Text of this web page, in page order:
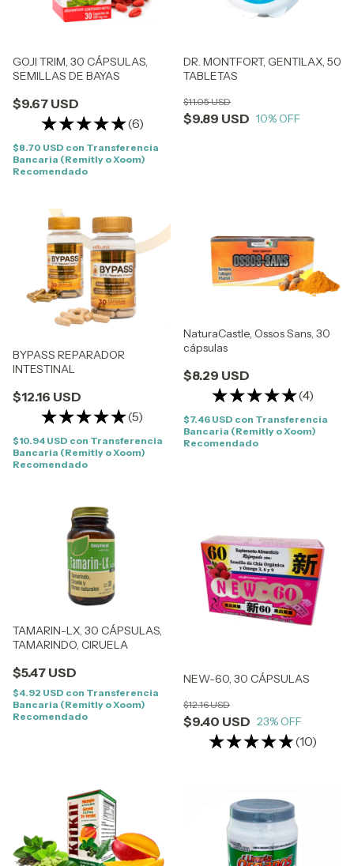
GOJI TRIM, 30 CÁPSULAS,
SEMILLAS DE BAYAS
$9.67 USD
(6)
$8.70 USD con Transferencia
Bancaria (Remitly o Xoom)
Recomendado
DR. MONTFORT, GENTILAX, 50
TABLETAS
$9.89 USD
$11.05 USD
10% OFF
BYPASS REPARADOR
INTESTINAL
$12.16 USD
(5)
$10.94 USD con Transferencia
Bancaria (Remitly o Xoom)
Recomendado
NaturaCastle, Ossos Sans, 30
cápsulas
$8.29 USD
(4)
$7.46 USD con Transferencia
Bancaria (Remitly o Xoom)
Recomendado
TAMARIN-LX, 30 CÁPSULAS,
TAMARINDO, CIRUELA
$5.47 USD
$4.92 USD con Transferencia
Bancaria (Remitly o Xoom)
Recomendado
NEW-60, 30 CÁPSULAS
$9.40 USD
$12.16 USD
23% OFF
(10)